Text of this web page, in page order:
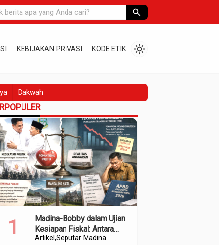
search
KEBIJAKAN PRIVASI KODE ETIK light_mode
Dakwah
Artikel Seputar Madina
Madina-Bobby dalam Ujian
Kesiapan Fiskal: Antara
Kedekatan Politik dan